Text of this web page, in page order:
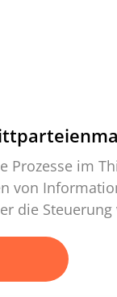
Prozesse im
von
die